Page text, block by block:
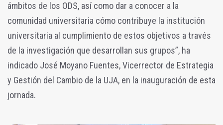
ámbitos de los ODS, así como dar a conocer a la
comunidad universitaria cómo contribuye la institución
universitaria al cumplimiento de estos objetivos a través
de la investigación que desarrollan sus grupos”, ha
indicado José Moyano Fuentes, Vicerrector de Estrategia
y Gestión del Cambio de la UJA, en la inauguración de esta
jornada.